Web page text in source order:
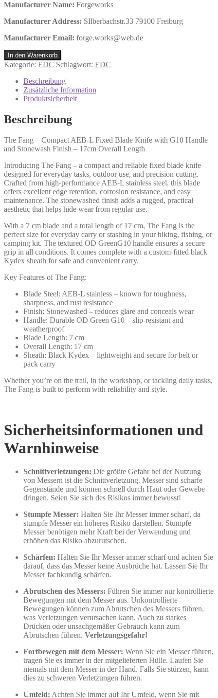
Manufacturer Name: Forgeworks
Manufacturer Address: SIlberbachstr.33 79100 Freiburg
Manufacturer Email: forge.works@web.de
Fang
Warncliff
Menge
In den Warenkorb
Kategorie: EDC Schlagwort: EDC
Beschreibung
Zusätzliche Information
Produktsicherheit
Beschreibung
The Fang – Compact AEB-L Fixed Blade Knife with G10 Handle
and Stonewash Finish – 17cm Overall Length
Introducing The Fang – a compact and reliable fixed blade knife
designed for everyday tasks, outdoor use, and precision cutting.
Crafted from high-performance AEB-L stainless steel, this blade
offers excellent edge retention, corrosion resistance, and easy
maintenance. The stonewashed finish adds a rugged, practical
aesthetic that helps hide wear from regular use.
With a 7 cm blade and a total length of 17 cm, The Fang is the
perfect size for everyday carry or stashing in your hiking, fishing, or
camping kit. The textured OD GreenG10 handle ensures a secure
grip in all conditions. It comes complete with a custom-fitted black
Kydex sheath for safe and convenient carry.
Key Features of The Fang:
Blade Steel: AEB-L stainless – known for toughness,
sharpness, and rust resistance
Finish: Stonewashed – reduces glare and conceals wear
Handle: Durable OD Green G10 – slip-resistant and
weatherproof
Blade Length: 7 cm
Overall Length: 17 cm
Sheath: Black Kydex – lightweight and secure for belt or
pack carry
Whether you’re on the trail, in the workshop, or tackling daily tasks,
The Fang is built to perform with reliability and style.
Sicherheitsinformationen und
Warnhinweise
Schnittverletzungen: Die größte Gefahr bei der Nutzung
von Messern ist die Schnittverletzung. Messer sind scharfe
Gegenstände und können schnell durch Haut oder Gewebe
dringen. Seien Sie sich des Risikos immer bewusst!
Stumpfe Messer: Halten Sie Ihr Messer immer scharf, da
stumpfe Messer ein höheres Risiko darstellen. Stumpfe
Messer benötigen mehr Kraft bei der Verwendung und
erhöhen das Risiko abzurutschen.
Schärfen: Halten Sie Ihr Messer immer scharf und achten Sie
darauf, dass das Messer keine Ausbrüche hat. Lassen Sie Ihr
Messer fachkundig schärfen.
Abrutschen des Messers: Führen Sie immer nur kontrollierte
Bewegungen mit dem Messer aus. Unkontrollierte
Bewegungen können zum Abrutschen des Messers führen,
was Verletzungen verursachen kann. Auch zu starkes
Drücken oder unsachgemäßer Gebrauch kann zum
Abrutschen führen. Verletzungsgefahr!
Fortbewegen mit dem Messer: Wenn Sie ein Messer führen,
tragen Sie es immer in der mitgelieferten Hülle. Laufen Sie
niemals mit dem Messer in der Hand. Falls Sie stürzen, kann
dies zu schweren Verletzungen führen.
Umfeld: Achten Sie immer auf Ihr Umfeld, wenn Sie mit